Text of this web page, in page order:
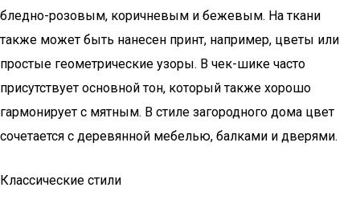
бледно-розовым, коричневым и бежевым. На ткани
также может быть нанесен принт, например, цветы или
простые геометрические узоры. В чек-шике часто
присутствует основной тон, который также хорошо
гармонирует с мятным. В стиле загородного дома цвет
сочетается с деревянной мебелью, балками и дверями.
Классические стили